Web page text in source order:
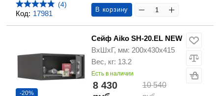
Код: 17981
(4)
В корзину
-20%
Сейф Aiko SH-20.EL NEW
ВхШхГ, мм: 200х430х415
Вес, кг: 13.2
Есть в наличии
8 430
10 540